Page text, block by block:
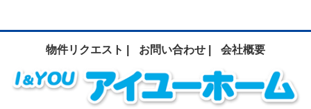
物件リクエスト | お問い合わせ | 会社概要